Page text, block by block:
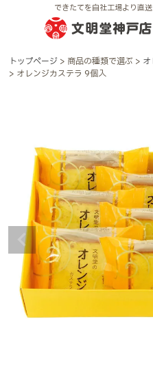
できたてを自社工場より直送
トップページ 商品の種類で選ぶ
オレンジカステラ 9個入